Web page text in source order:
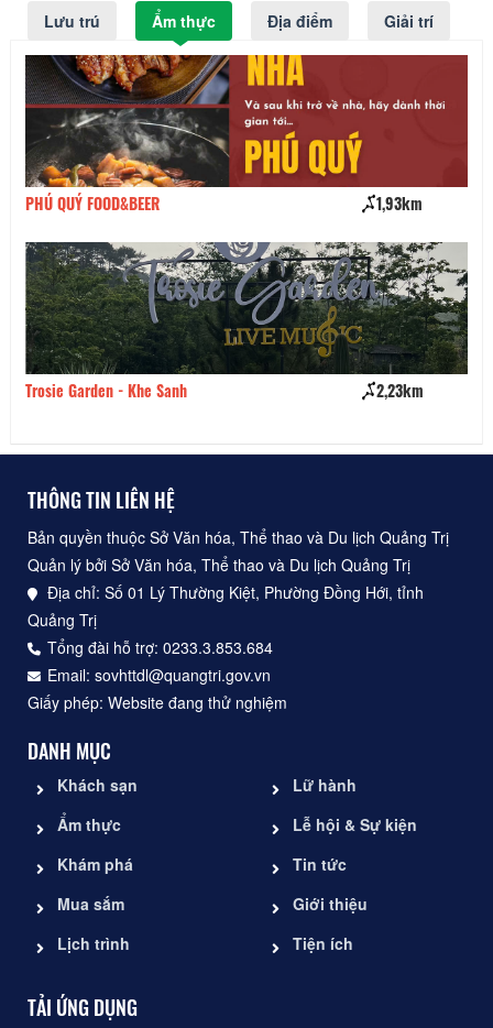
Lưu trú Ẩm thực Địa điểm Giải trí
PHÚ QUÝ FOOD&BEER 1,93km
Trosie Garden - Khe Sanh 2,23km
THÔNG TIN LIÊN HỆ
Bản quyền thuộc Sở Văn hóa, Thể thao và Du lịch Quảng Trị
Quản lý bởi Sở Văn hóa, Thể thao và Du lịch Quảng Trị
Địa chỉ: Số 01 Lý Thường Kiệt, Phường Đồng Hới, tỉnh
Quảng Trị
Tổng đài hỗ trợ: 0233.3.853.684
Email: sovhttdl@quangtri.gov.vn
Giấy phép: Website đang thử nghiệm
DANH MỤC
Khách sạn
Ẩm thực
Khám phá
Mua sắm
Lịch trình
Lữ hành
Lễ hội & Sự kiện
Tin tức
Giới thiệu
Tiện ích
TẢI ỨNG DỤNG